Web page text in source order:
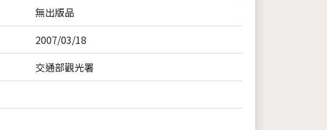
無出版品
2007/03/18
交通部觀光署